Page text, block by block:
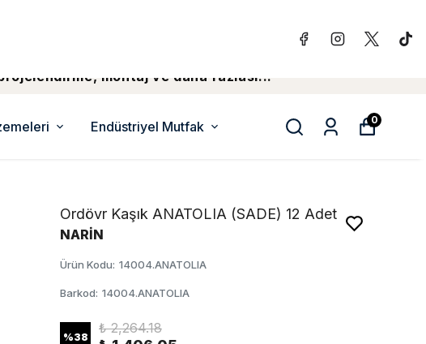
montaj ve daha fazlasi...
Endüstriyel Mutfak 0
Ordövr Kaşık ANATOLIA (SADE) 12 Adet
NARİN
Ürün Kodu: 14004.ANATOLIA
Barkod: 14004.ANATOLIA
%38
₺ 2,264.18